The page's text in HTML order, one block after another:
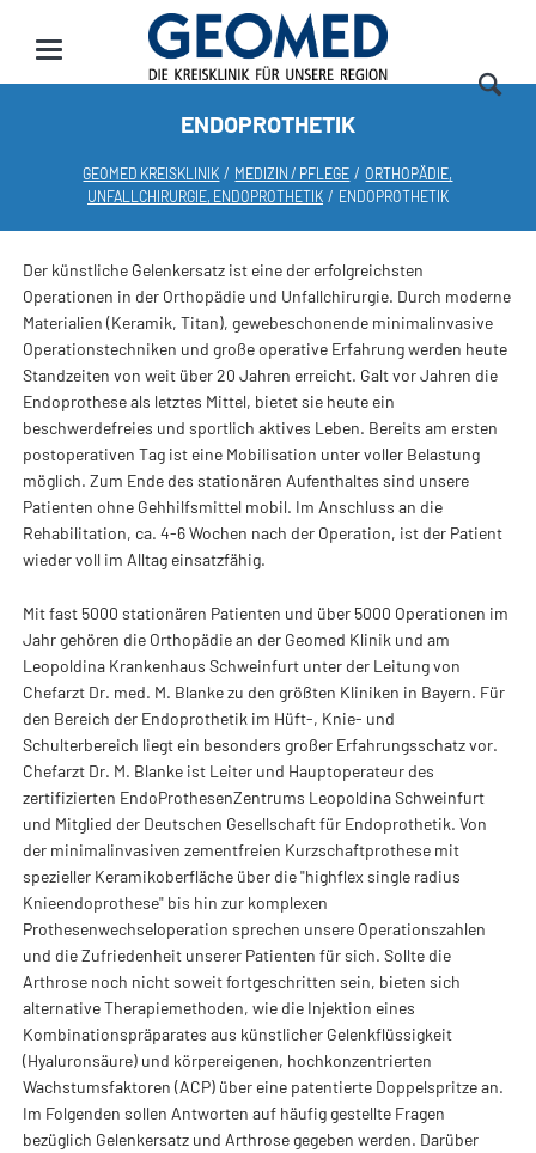
ENDOPROTHETIK
GEOMED KREISKLINIK MEDIZIN / PFLEGE
ORTHOPÄDIE,
UNFALLCHIRURGIE, ENDOPROTHETIK
ENDOPROTHETIK
Der künstliche Gelenkersatz ist eine der erfolgreichsten
Operationen in der Orthopädie und Unfallchirurgie. Durch moderne
Materialien (Keramik, Titan), gewebeschonende minimalinvasive
Operationstechniken und große operative Erfahrung werden heute
Standzeiten von weit über 20 Jahren erreicht. Galt vor Jahren die
Endoprothese als letztes Mittel, bietet sie heute ein
beschwerdefreies und sportlich aktives Leben. Bereits am ersten
postoperativen Tag ist eine Mobilisation unter voller Belastung
möglich. Zum Ende des stationären Aufenthaltes sind unsere
Patienten ohne Gehhilfsmittel mobil. Im Anschluss an die
Rehabilitation, ca. 4-6 Wochen nach der Operation, ist der Patient
wieder voll im Alltag einsatzfähig.
Mit fast 5000 stationären Patienten und über 5000 Operationen im
Jahr gehören die Orthopädie an der Geomed Klinik und am
Leopoldina Krankenhaus Schweinfurt unter der Leitung von
Chefarzt Dr. med. M. Blanke zu den größten Kliniken in Bayern. Für
den Bereich der Endoprothetik im Hüft-, Knie- und
Schulterbereich liegt ein besonders großer Erfahrungsschatz vor.
Chefarzt Dr. M. Blanke ist Leiter und Hauptoperateur des
zertifizierten EndoProthesenZentrums Leopoldina Schweinfurt
und Mitglied der Deutschen Gesellschaft für Endoprothetik. Von
der minimalinvasiven zementfreien Kurzschaftprothese mit
spezieller Keramikoberfläche über die "highflex single radius
Knieendoprothese" bis hin zur komplexen
Prothesenwechseloperation sprechen unsere Operationszahlen
und die Zufriedenheit unserer Patienten für sich. Sollte die
Arthrose noch nicht soweit fortgeschritten sein, bieten sich
alternative Therapiemethoden, wie die Injektion eines
Kombinationspräparates aus künstlicher Gelenkflüssigkeit
(Hyaluronsäure) und körpereigenen, hochkonzentrierten
Wachstumsfaktoren (ACP) über eine patentierte Doppelspritze an.
Im Folgenden sollen Antworten auf häufig gestellte Fragen
bezüglich Gelenkersatz und Arthrose gegeben werden. Darüber